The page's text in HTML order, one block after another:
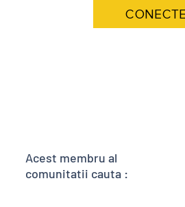
Acest membru al
comunitatii cauta :